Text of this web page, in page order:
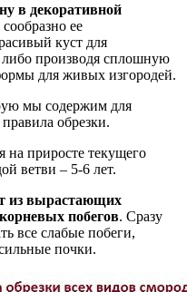
в декоративной
ее
куст для
производя сплошную
для живых изгородей.
мы содержим для
обрезки.
на приросте текущего
ветви – 5-6 лет.
из вырастающих
побегов. Сразу
все слабые побеги,
почки.